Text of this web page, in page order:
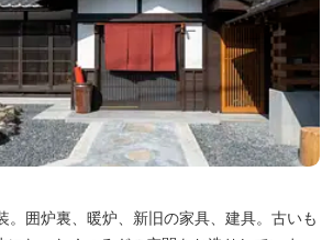
。囲炉裏、暖炉、新旧の家具、建具。古いも